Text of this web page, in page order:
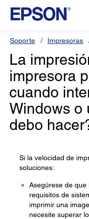
Soporte Impresoras
La
impresora
cuando
Windows o
debo
Si la velocidad de
soluciones:
Asegúrese de
requisitos de
imprimir una
necesite superar